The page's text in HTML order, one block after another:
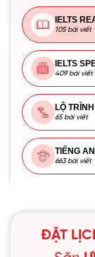
IELTS
105 bài viết
IELTS
409 bài viết
LỘ
65 bài viết
TIẾNG
663 bài viết
ĐẶT